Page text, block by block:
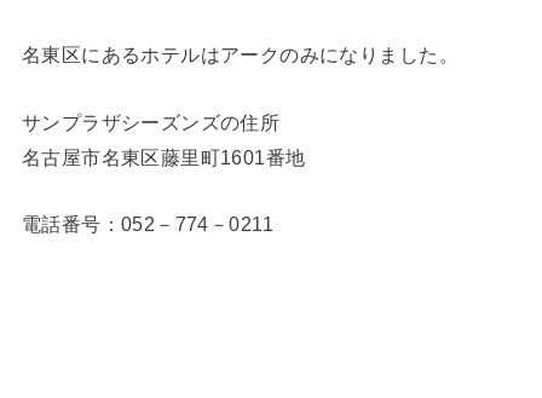
名東区にあるホテルはアークのみになりました。
サンプラザシーズンズの住所
名古屋市名東区藤里町1601番地
電話番号：052－774－0211